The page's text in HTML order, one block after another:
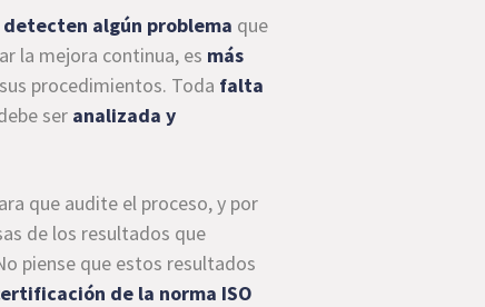
detecten algún problema que
la mejora continua, es más
procedimientos. Toda falta
ser analizada y
que audite el proceso, y por
de los resultados que
piense que estos resultados
de la norma ISO